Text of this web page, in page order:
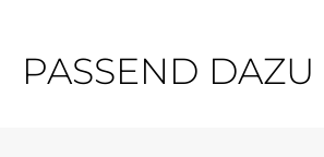
PASSEND DAZU